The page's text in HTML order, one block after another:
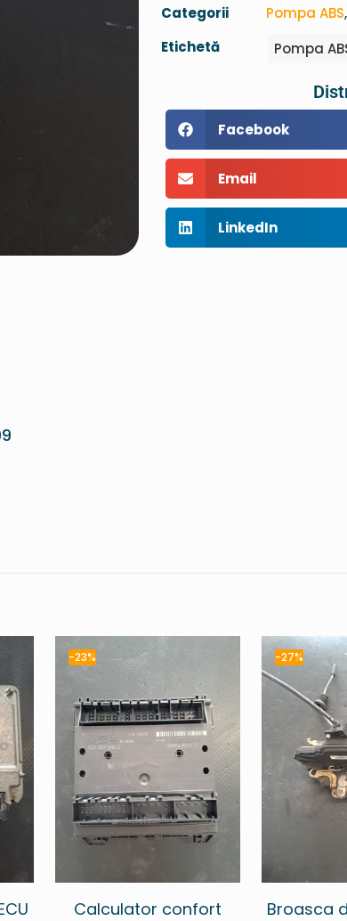
Categorii Pompa ABS
Etichetă
Pompa
Facebook
Email
LinkedIn
-23%
Calculator confort
-27%
Broasca